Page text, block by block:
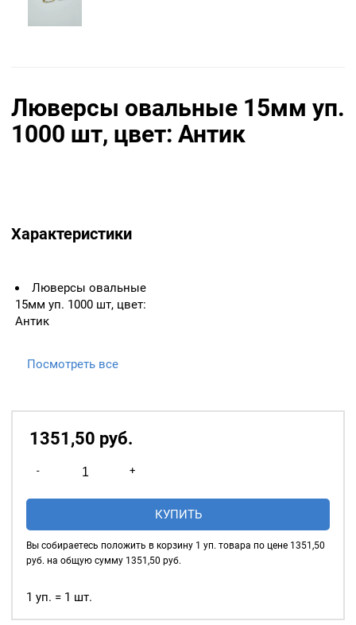
Люверсы овальные 15мм уп.
1000 шт, цвет: Антик
Характеристики
Люверсы овальные
15мм уп. 1000 шт, цвет:
Антик
Посмотреть все
1351,50 руб.
-
товара
Люверсы
уп.
шт,
+
КУПИТЬ
Вы собираетесь положить в корзину 1 уп. товара по цене 1351,50
руб. на общую сумму 1351,50 руб.
1 уп. = 1 шт.